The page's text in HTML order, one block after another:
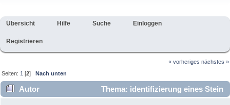
Übersicht Hilfe Suche Einloggen
Registrieren
« vorheriges nächstes »
Seiten: 1 [2]Nach unten
Autor
Thema: identifizierung eines Stein